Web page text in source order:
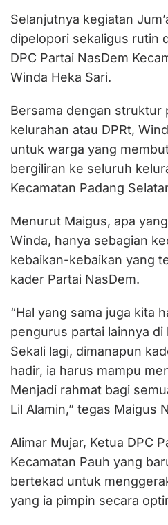
Selanjutnya kegiatan
dipelopori sekaligus rutin
DPC Partai NasDem
Winda Heka Sari.
Bersama dengan struktur
kelurahan atau DPRt,
untuk warga yang
bergiliran ke seluruh
Kecamatan Padang
Menurut Maigus, apa
Winda, hanya sebagian
kebaikan-kebaikan yang
kader Partai NasDem.
“Hal yang sama juga kita
pengurus partai lainnya di
Sekali lagi, dimanapun
hadir, ia harus mampu
Menjadi rahmat bagi
Lil Alamin,” tegas Maigus
Alimar Mujar, Ketua DPC
Kecamatan Pauh yang
bertekad untuk
yang ia pimpin secara